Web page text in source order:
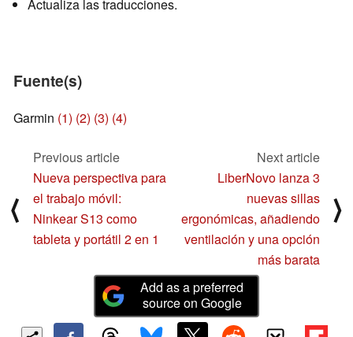
Actualiza las traducciones.
Fuente(s)
Garmin (1) (2) (3) (4)
⟨
Previous article
Nueva perspectiva para
el trabajo móvil:
Ninkear S13 como
tableta y portátil 2 en 1
Next article
LiberNovo lanza 3
nuevas sillas
ergonómicas, añadiendo
ventilación y una opción
más barata
⟩
Add as a preferred
source on Google